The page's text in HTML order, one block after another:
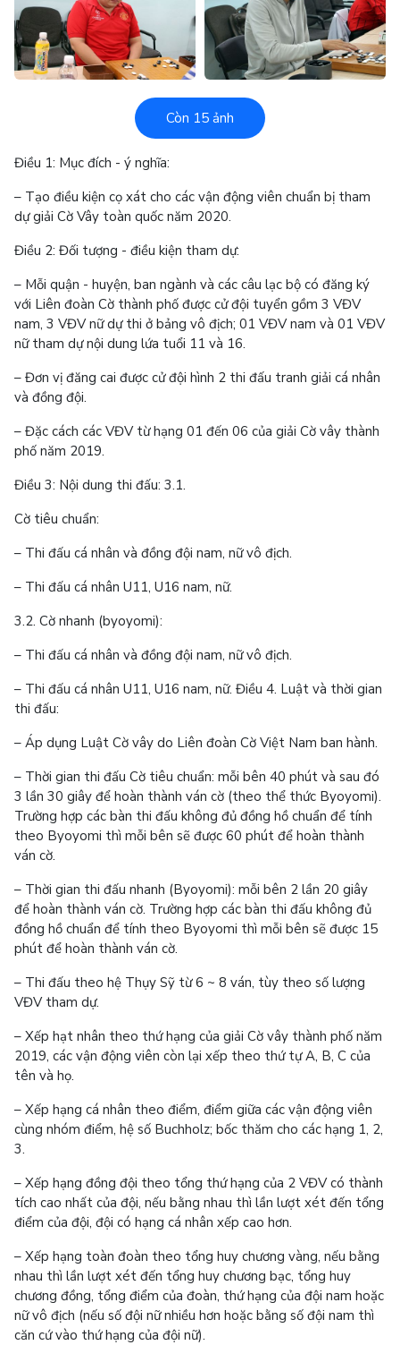
Còn 15 ảnh
Điều 1: Mục đích - ý nghĩa:
– Tạo điều kiện cọ xát cho các vận động viên chuẩn bị tham
dự giải Cờ Vây toàn quốc năm 2020.
Điều 2: Đối tượng - điều kiện tham dự:
– Mỗi quận - huyện, ban ngành và các câu lạc bộ có đăng ký
với Liên đoàn Cờ thành phố được cử đội tuyển gồm 3 VĐV
nam, 3 VĐV nữ dự thi ở bảng vô địch; 01 VĐV nam và 01 VĐV
nữ tham dự nội dung lứa tuổi 11 và 16.
– Đơn vị đăng cai được cử đội hình 2 thi đấu tranh giải cá nhân
và đồng đội.
– Đặc cách các VĐV từ hạng 01 đến 06 của giải Cờ vây thành
phố năm 2019.
Điều 3: Nội dung thi đấu: 3.1.
Cờ tiêu chuẩn:
– Thi đấu cá nhân và đồng đội nam, nữ vô địch.
– Thi đấu cá nhân U11, U16 nam, nữ.
3.2. Cờ nhanh (byoyomi):
– Thi đấu cá nhân và đồng đội nam, nữ vô địch.
– Thi đấu cá nhân U11, U16 nam, nữ. Điều 4. Luật và thời gian
thi đấu:
– Áp dụng Luật Cờ vây do Liên đoàn Cờ Việt Nam ban hành.
– Thời gian thi đấu Cờ tiêu chuẩn: mỗi bên 40 phút và sau đó
3 lần 30 giây để hoàn thành ván cờ (theo thể thức Byoyomi).
Trường hợp các bàn thi đấu không đủ đồng hồ chuẩn để tính
theo Byoyomi thì mỗi bên sẽ được 60 phút để hoàn thành
ván cờ.
– Thời gian thi đấu nhanh (Byoyomi): mỗi bên 2 lần 20 giây
để hoàn thành ván cờ. Trường hợp các bàn thi đấu không đủ
đồng hồ chuẩn để tính theo Byoyomi thì mỗi bên sẽ được 15
phút để hoàn thành ván cờ.
– Thi đấu theo hệ Thụy Sỹ từ 6 ~ 8 ván, tùy theo số lượng
VĐV tham dự.
– Xếp hạt nhân theo thứ hạng của giải Cờ vây thành phố năm
2019, các vận động viên còn lại xếp theo thứ tự A, B, C của
tên và họ.
– Xếp hạng cá nhân theo điểm, điểm giữa các vận động viên
cùng nhóm điểm, hệ số Buchholz; bốc thăm cho các hạng 1, 2,
3.
– Xếp hạng đồng đội theo tổng thứ hạng của 2 VĐV có thành
tích cao nhất của đội, nếu bằng nhau thì lần lượt xét đến tổng
điểm của đội, đội có hạng cá nhân xếp cao hơn.
– Xếp hạng toàn đoàn theo tổng huy chương vàng, nếu bằng
nhau thì lần lượt xét đến tổng huy chương bạc, tổng huy
chương đồng, tổng điểm của đoàn, thứ hạng của đội nam hoặc
nữ vô địch (nếu số đội nữ nhiều hơn hoặc bằng số đội nam thì
căn cứ vào thứ hạng của đội nữ).